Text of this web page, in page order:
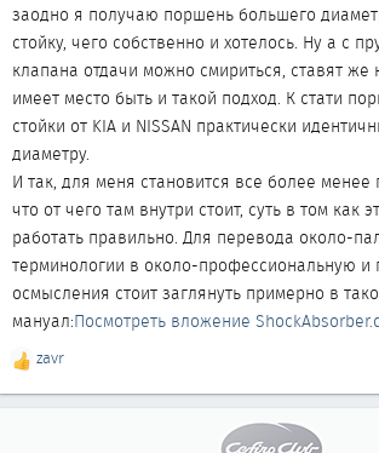
заодно я получаю поршень большего
стойку, чего собственно и хотелось. Ну а с
клапана отдачи можно смириться, ставят же
имеет место быть и такой подход. К стати
стойки от KIA и NISSAN практически
диаметру.
И так, для меня становится все более менее
что от чего там внутри стоит, суть в том как
работать правильно. Для перевода около-
терминологии в около-профессиональную и
осмысления стоит заглянуть примерно в
мануал:Посмотреть вложение
Р
е
zavr